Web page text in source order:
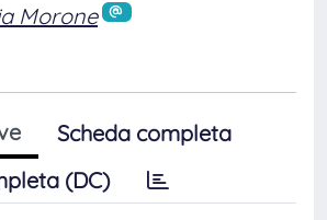
Morone
Scheda completa
(DC)